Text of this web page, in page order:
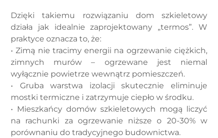
Dzięki takiemu rozwiązaniu dom szkieletowy
działa jak idealnie zaprojektowany „termos”. W
praktyce oznacza to, że:
• Zimą nie tracimy energii na ogrzewanie ciężkich,
zimnych murów – ogrzewane jest niemal
wyłącznie powietrze wewnątrz pomieszczeń.
• Gruba warstwa izolacji skutecznie eliminuje
mostki termiczne i zatrzymuje ciepło w środku.
• Mieszkańcy domów szkieletowych mogą liczyć
na rachunki za ogrzewanie niższe o 20-30% w
porównaniu do tradycyjnego budownictwa.